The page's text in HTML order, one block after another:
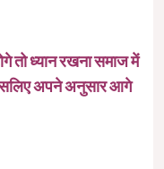
तो ध्यान रखना समाज में
अपने अनुसार आगे